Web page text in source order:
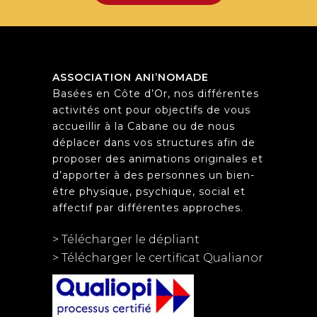
ASSOCIATION ANI’NOMADE
Basées en Côte d’Or, nos différentes
activités ont pour objectifs de vous
accueillir à la Cabane ou de nous
déplacer dans vos structures afin de
proposer des animations originales et
d’apporter à des personnes un bien-
être physique, psychique, social et
affectif par différentes approches.
> Télécharger le dépliant
> Télécharger le certificat Qualianor